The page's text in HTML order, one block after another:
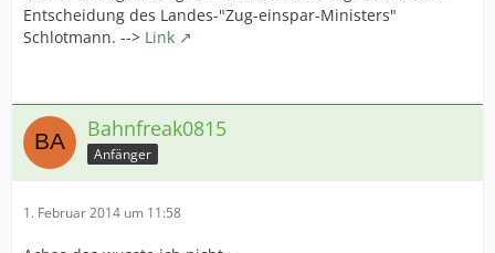
Entscheidung des Landes-"Zug-einspar-Ministers"
Schlotmann. --> Link
Bahnfreak0815
Anfänger
1. Februar 2014 um 11:58